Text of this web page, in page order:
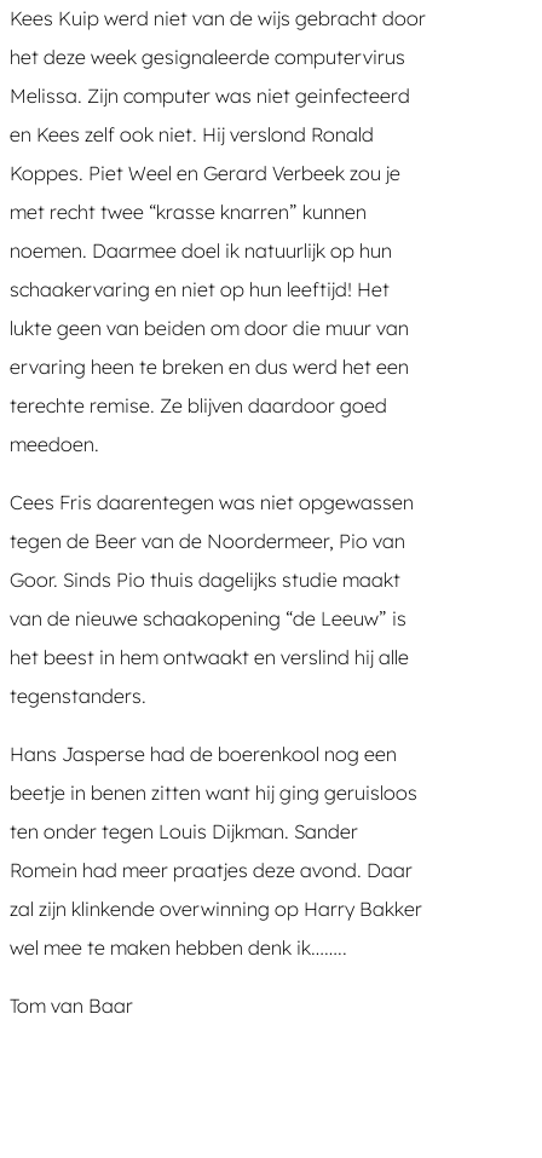
Kees Kuip werd niet van de wijs gebracht door
het deze week gesignaleerde computervirus
Melissa. Zijn computer was niet geinfecteerd
en Kees zelf ook niet. Hij verslond Ronald
Koppes. Piet Weel en Gerard Verbeek zou je
met recht twee “krasse knarren” kunnen
noemen. Daarmee doel ik natuurlijk op hun
schaakervaring en niet op hun leeftijd! Het
lukte geen van beiden om door die muur van
ervaring heen te breken en dus werd het een
terechte remise. Ze blijven daardoor goed
meedoen.
Cees Fris daarentegen was niet opgewassen
tegen de Beer van de Noordermeer, Pio van
Goor. Sinds Pio thuis dagelijks studie maakt
van de nieuwe schaakopening “de Leeuw” is
het beest in hem ontwaakt en verslind hij alle
tegenstanders.
Hans Jasperse had de boerenkool nog een
beetje in benen zitten want hij ging geruisloos
ten onder tegen Louis Dijkman. Sander
Romein had meer praatjes deze avond. Daar
zal zijn klinkende overwinning op Harry Bakker
wel mee te maken hebben denk ik……..
Tom van Baar